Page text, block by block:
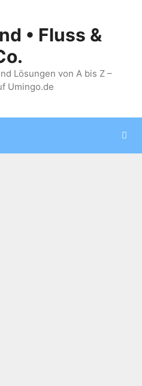
• Fluss &
Lösungen von A bis Z –
Umingo.de